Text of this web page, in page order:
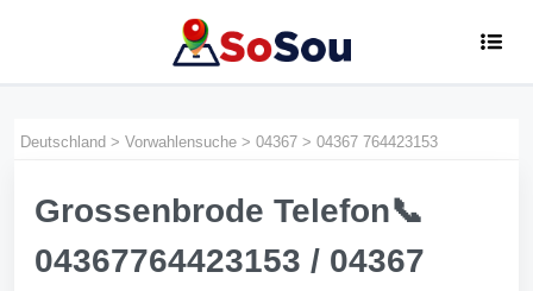
Deutschland > Vorwahlensuche > 04367 > 04367 764423153
Grossenbrode Telefon📞
04367764423153 / 04367